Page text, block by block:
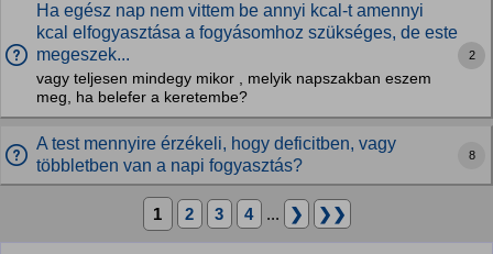
Ha egész nap nem vittem be annyi kcal-t amennyi
kcal elfogyasztása a fogyásomhoz szükséges, de este
megeszek...
vagy teljesen mindegy mikor , melyik napszakban eszem
meg, ha belefer a keretembe?
2
A test mennyire érzékeli, hogy deficitben, vagy
többletben van a napi fogyasztás?
8
1 2 3 4 ... ❯ ❯❯